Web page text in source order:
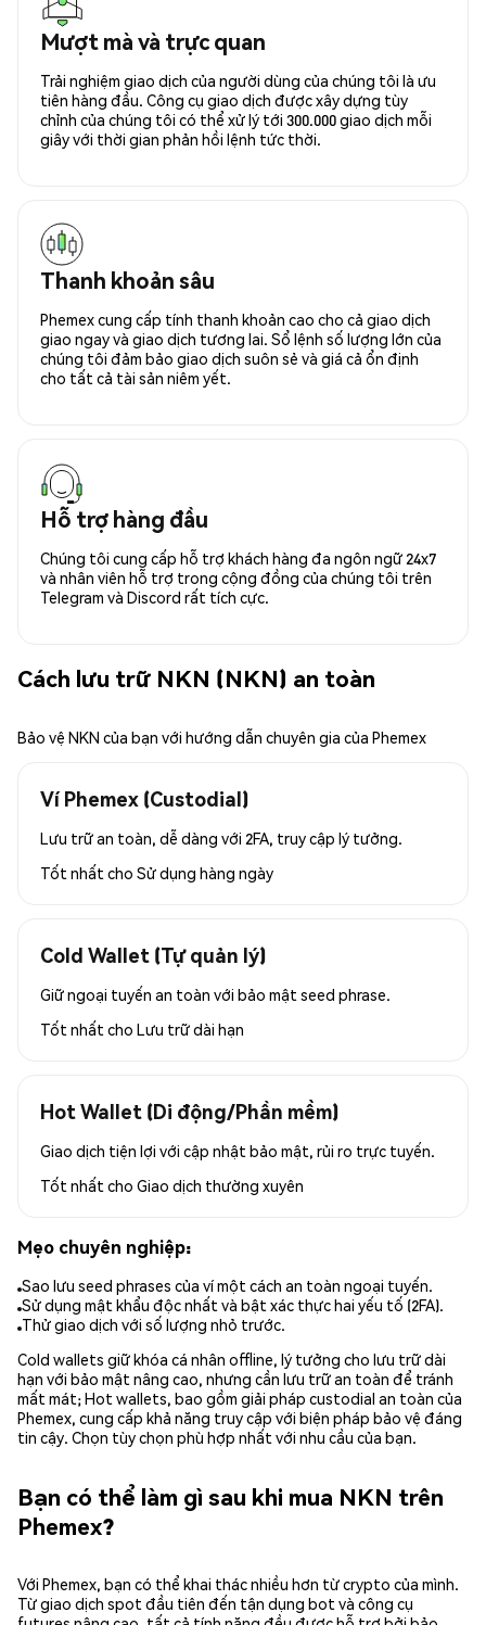
Mượt mà và trực quan
Trải nghiệm giao dịch của người dùng của chúng tôi là ưu
tiên hàng đầu. Công cụ giao dịch được xây dựng tùy
chỉnh của chúng tôi có thể xử lý tới 300.000 giao dịch mỗi
giây với thời gian phản hồi lệnh tức thời.
Thanh khoản sâu
Phemex cung cấp tính thanh khoản cao cho cả giao dịch
giao ngay và giao dịch tương lai. Sổ lệnh số lượng lớn của
chúng tôi đảm bảo giao dịch suôn sẻ và giá cả ổn định
cho tất cả tài sản niêm yết.
Hỗ trợ hàng đầu
Chúng tôi cung cấp hỗ trợ khách hàng đa ngôn ngữ 24x7
và nhân viên hỗ trợ trong cộng đồng của chúng tôi trên
Telegram và Discord rất tích cực.
Cách lưu trữ NKN (NKN) an toàn
Bảo vệ NKN của bạn với hướng dẫn chuyên gia của Phemex
Ví Phemex (Custodial)
Lưu trữ an toàn, dễ dàng với 2FA, truy cập lý tưởng.
Tốt nhất cho Sử dụng hàng ngày
Cold Wallet (Tự quản lý)
Giữ ngoại tuyến an toàn với bảo mật seed phrase.
Tốt nhất cho Lưu trữ dài hạn
Hot Wallet (Di động/Phần mềm)
Giao dịch tiện lợi với cập nhật bảo mật, rủi ro trực tuyến.
Tốt nhất cho Giao dịch thường xuyên
Mẹo chuyên nghiệp:
Sao lưu seed phrases của ví một cách an toàn ngoại tuyến.
Sử dụng mật khẩu độc nhất và bật xác thực hai yếu tố (2FA).
Thử giao dịch với số lượng nhỏ trước.
Cold wallets giữ khóa cá nhân offline, lý tưởng cho lưu trữ dài
hạn với bảo mật nâng cao, nhưng cần lưu trữ an toàn để tránh
mất mát; Hot wallets, bao gồm giải pháp custodial an toàn của
Phemex, cung cấp khả năng truy cập với biện pháp bảo vệ đáng
tin cậy. Chọn tùy chọn phù hợp nhất với nhu cầu của bạn.
Bạn có thể làm gì sau khi mua NKN trên
Phemex?
Với Phemex, bạn có thể khai thác nhiều hơn từ crypto của mình.
Từ giao dịch spot đầu tiên đến tận dụng bot và công cụ